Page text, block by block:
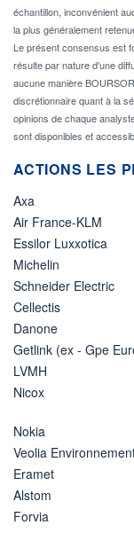
échantillon, inconvénient
la plus généralement
Le présent consensus est
résulte par nature d'une
aucune manière
discrétionnaire quant à la
opinions de chaque
sont disponibles et
ACTIONS LES
Axa
Air France-KLM
Essilor Luxxotica
Michelin
Schneider Electric
Cellectis
Danone
Getlink (ex - Gpe
LVMH
Nicox
Nokia
Veolia
Eramet
Alstom
Forvia